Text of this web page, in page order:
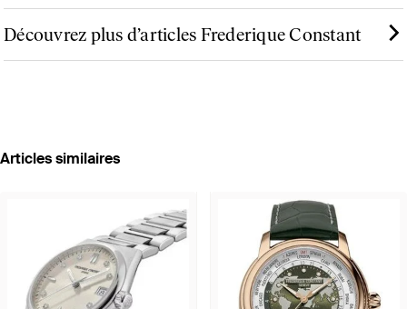
Découvrez plus d’articles Frederique Constant
Articles similaires